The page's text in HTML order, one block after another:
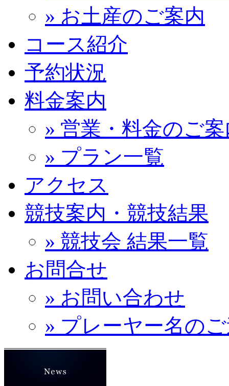
» お土産のご案内
コース紹介
予約状況
料金案内
» 営業・料金のご
» プラン一覧
アクセス
競技案内・競技結果
» 競技会 結果一覧
お問合せ
» お問い合わせ
» プレーヤー名の